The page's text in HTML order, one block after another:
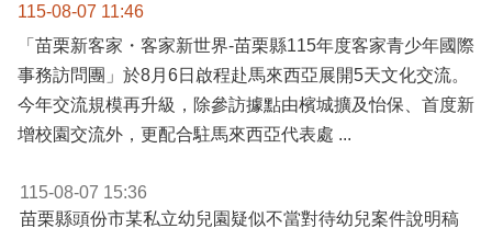
115-08-07 11:46
「苗栗新客家・客家新世界-苗栗縣115年度客家青少年國際
事務訪問團」於8月6日啟程赴馬來西亞展開5天文化交流。
今年交流規模再升級，除參訪據點由檳城擴及怡保、首度新
增校園交流外，更配合駐馬來西亞代表處 ...
115-08-07 15:36
苗栗縣頭份市某私立幼兒園疑似不當對待幼兒案件說明稿